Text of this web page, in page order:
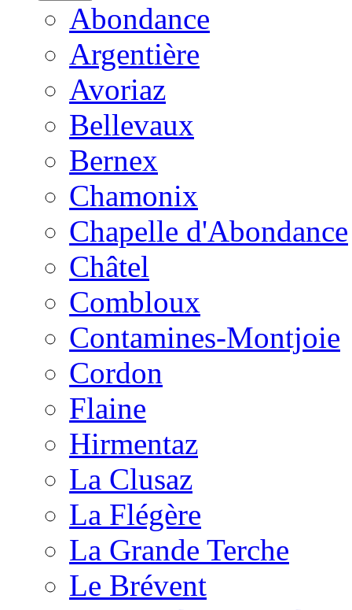
Abondance
Argentière
Avoriaz
Bellevaux
Bernex
Chamonix
Chapelle d'Abondance
Châtel
Combloux
Contamines-Montjoie
Cordon
Flaine
Hirmentaz
La Clusaz
La Flégère
La Grande Terche
Le Brévent